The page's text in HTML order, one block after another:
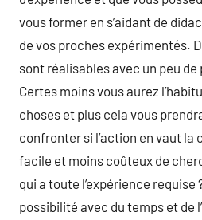
vous former en s’aidant de
de vos proches expérimentés.
sont réalisables avec un peu
Certes moins vous aurez
choses et plus cela vous
confronter si l’action en vaut la
facile et moins coûteux de
qui a toute l’expérience requise
possibilité avec du temps et de